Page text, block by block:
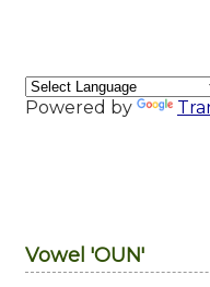
Powered by
Vowel 'OUN'